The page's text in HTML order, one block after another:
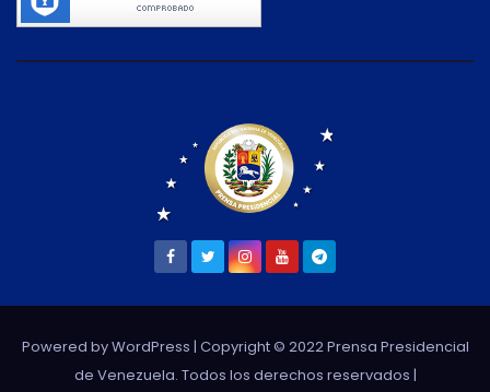
Powered by WordPress | Copyright © 2022 Prensa Presidencial
de Venezuela. Todos los derechos reservados |